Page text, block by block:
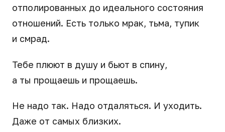
отполированных до идеального состояния
отношений. Есть только мрак, тьма, тупик
и смрад.
Тебе плюют в душу и бьют в спину,
а ты прощаешь и прощаешь.
Не надо так. Надо отдаляться. И уходить.
Даже от самых близких.